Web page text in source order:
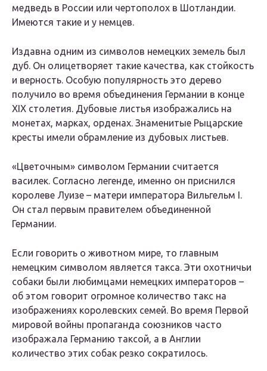
медведь в России или чертополох в Шотландии.
Имеются такие и у немцев.
Издавна одним из символов немецких земель был
дуб. Он олицетворяет такие качества, как стойкость
и верность. Особую популярность это дерево
получило во время объединения Германии в конце
XIX столетия. Дубовые листья изображались на
монетах, марках, орденах. Знаменитые Рыцарские
кресты имели обрамление из дубовых листьев.
«Цветочным» символом Германии считается
василек. Согласно легенде, именно он приснился
королеве Луизе – матери императора Вильгельм I.
Он стал первым правителем объединенной
Германии.
Если говорить о животном мире, то главным
немецким символом является такса. Эти охотничьи
собаки были любимцами немецких императоров –
об этом говорит огромное количество такс на
изображениях королевских семей. Во время Первой
мировой войны пропаганда союзников часто
изображала Германию таксой, а в Англии
количество этих собак резко сократилось.